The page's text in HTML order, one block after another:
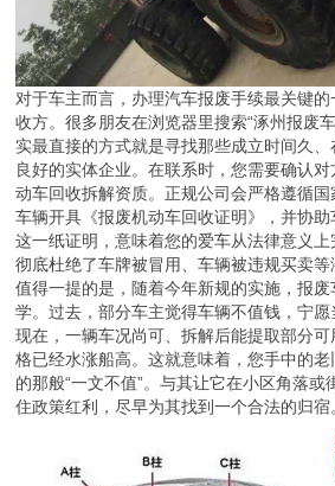
对于车主而言，办理汽车报废手续最关键
收方。很多朋友在浏览器里搜索“涿州报废
实最直接的方式就是寻找那些成立时间久
良好的实体企业。在联系时，您需要确认
动车回收拆解资质。正规公司会严格遵循
车辆开具《报废机动车回收证明》，并协助
这一纸证明，意味着您的爱车从法律意义上
彻底杜绝了车牌被冒用、车辆被违规买卖等
值得一提的是，随着今年新规的实施，报
学。过去，部分车主觉得车辆不值钱，宁愿
现在，一辆车况尚可、拆解后能提取部分
格已经水涨船高。这就意味着，您手中的
的那般“一文不值”。与其让它在小区角落或
住政策红利，尽早为其找到一个合法的归宿